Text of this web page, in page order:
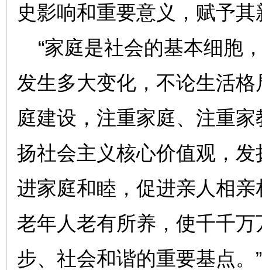
史影响和重要意义，赋予
“家庭是社会的基本细胞
发生多大变化，不论生活
庭建设，注重家庭、注重
扬社会主义核心价值观，
进家庭和睦，促进亲人相
老年人老有所养，使千千
步、社会和谐的重要基点